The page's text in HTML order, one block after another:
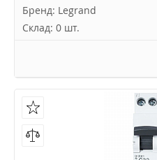
Бренд: Legrand
Склад: 0 шт.